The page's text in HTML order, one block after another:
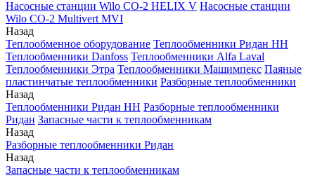
Насосные станции Wilo CO-2 HELIX V Насосные станции
Wilo CO-2 Multivert MVI
Назад
Теплообменное оборудование Теплообменники Ридан НН
Теплообменники Danfoss Теплообменники Alfa Laval
Теплообменники Этра Теплообменники Машимпекс Паяные
пластинчатые теплообменники Разборные теплообменники
Назад
Теплообменники Ридан НН Разборные теплообменники
Ридан Запасные части к теплообменникам
Назад
Разборные теплообменники Ридан
Назад
Запасные части к теплообменникам